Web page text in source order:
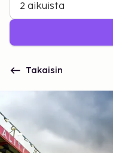
2 aikuista
Takaisin